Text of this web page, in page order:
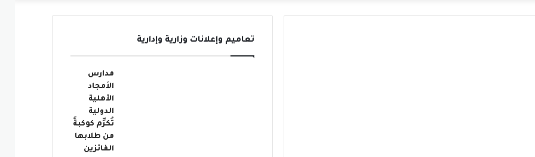
تعاميم وإعلانات وزارية وإدارية
مدارس
الأمجاد
الأهلية
الدولية
تُكرِّم كوكبةً
من طلابها
الفائزين